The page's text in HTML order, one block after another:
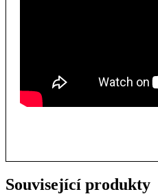
Související produkty